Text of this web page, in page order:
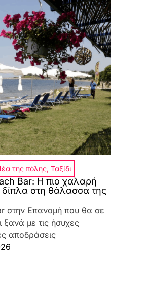
της πόλης, Ταξίδι
Bar: Η πιο χαλαρή
στη θάλασσα της
στην Επανομή που θα σε
ξανά με τις ήσυχες
αποδράσεις